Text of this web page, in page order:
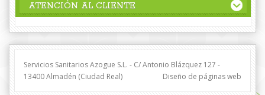
ATENCIÓN AL CLIENTE
Servicios Sanitarios Azogue S.L. - C/ Antonio Blázquez 127 -
13400 Almadén (Ciudad Real)
Diseño de páginas web